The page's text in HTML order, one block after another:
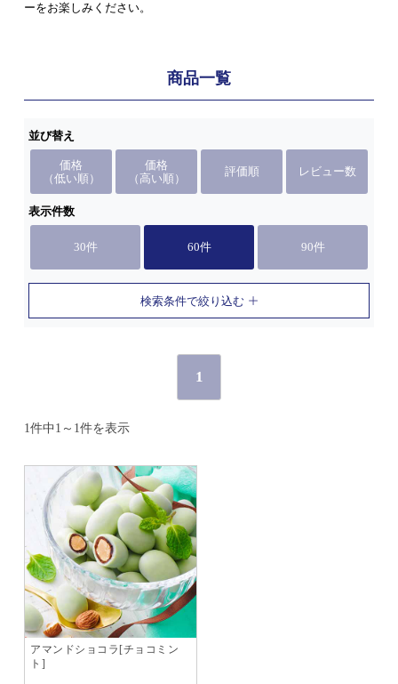
ーをお楽しみください。
商品一覧
並び替え
価格
（低い順）
価格
（高い順）
評価順 レビュー数
表示件数
30件 60件 90件
検索条件で絞り込む
1
1件中1～1件を表示
アマンドショコラ[チョコミン
ト]